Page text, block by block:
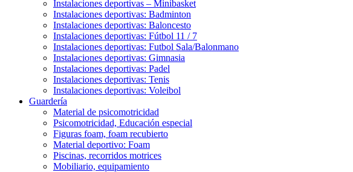
Instalaciones deportivas – Minibasket
Instalaciones deportivas: Badminton
Instalaciones deportivas: Baloncesto
Instalaciones deportivas: Fútbol 11 / 7
Instalaciones deportivas: Futbol Sala/Balonmano
Instalaciones deportivas: Gimnasia
Instalaciones deportivas: Padel
Instalaciones deportivas: Tenis
Instalaciones deportivas: Voleibol
Guardería
Material de psicomotricidad
Psicomotricidad, Educación especial
Figuras foam, foam recubierto
Material deportivo: Foam
Piscinas, recorridos motrices
Mobiliario, equipamiento